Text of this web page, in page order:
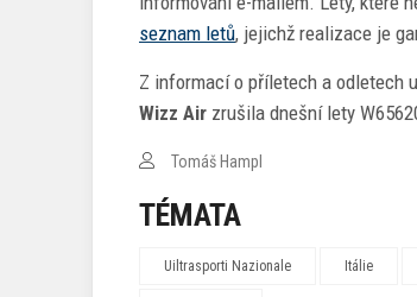
seznam letů, jejichž realizace je
Z informací o příletech a odletech
Wizz Air zrušila dnešní lety
Tomáš Hampl
TÉMATA
Uiltrasporti Nazionale Itálie